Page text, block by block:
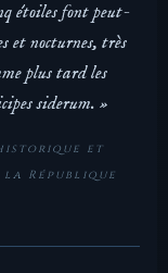
étoiles font peut-
et nocturnes, très
plus tard les
siderum. »
et
République